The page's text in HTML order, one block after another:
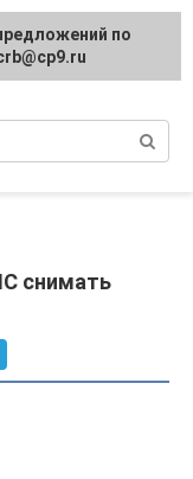
и
снимать
по